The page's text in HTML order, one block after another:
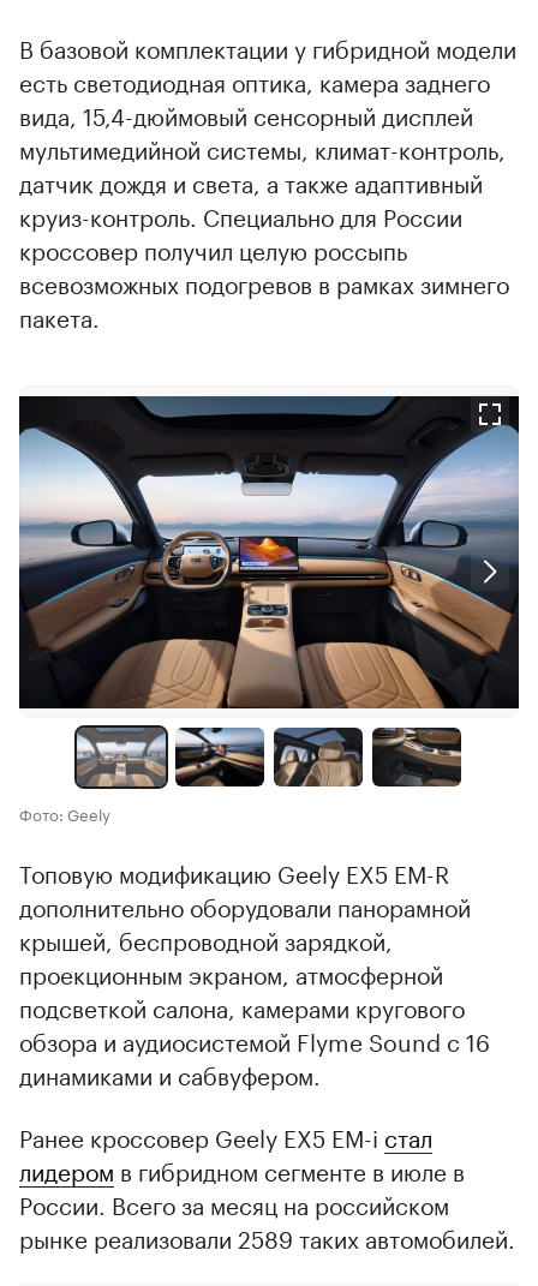
В базовой комплектации у гибридной модели
есть светодиодная оптика, камера заднего
вида, 15,4-дюймовый сенсорный дисплей
мультимедийной системы, климат-контроль,
датчик дождя и света, а также адаптивный
круиз-контроль. Специально для России
кроссовер получил целую россыпь
всевозможных подогревов в рамках зимнего
пакета.
Фото: Geely
Топовую модификацию Geely EX5 EM-R
дополнительно оборудовали панорамной
крышей, беспроводной зарядкой,
проекционным экраном, атмосферной
подсветкой салона, камерами кругового
обзора и аудиосистемой Flyme Sound с 16
динамиками и сабвуфером.
Ранее кроссовер Geely EX5 EM-i стал
лидером в гибридном сегменте в июле в
России. Всего за месяц на российском
рынке реализовали 2589 таких автомобилей.